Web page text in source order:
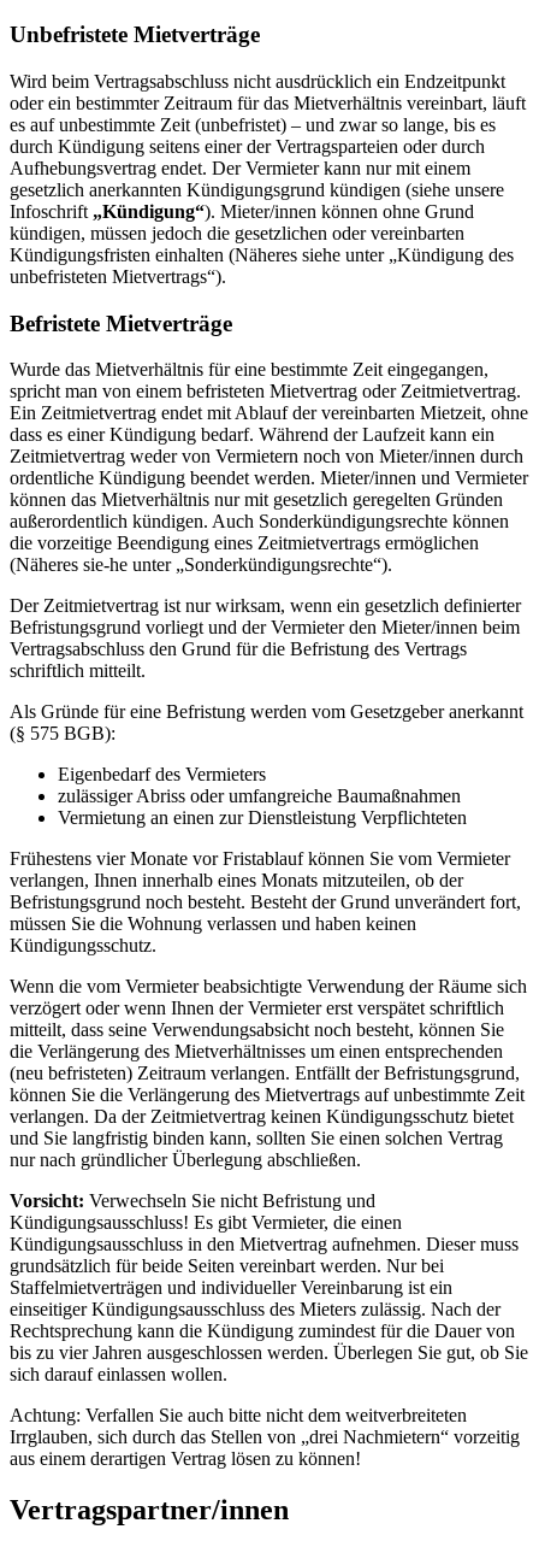
Unbefristete Mietverträge
Wird beim Vertragsabschluss nicht ausdrücklich ein Endzeitpunkt
oder ein bestimmter Zeitraum für das Mietverhältnis vereinbart, läuft
es auf unbestimmte Zeit (unbefristet) – und zwar so lange, bis es
durch Kündigung seitens einer der Vertragsparteien oder durch
Aufhebungsvertrag endet. Der Vermieter kann nur mit einem
gesetzlich anerkannten Kündigungsgrund kündigen (siehe unsere
Infoschrift „Kündigung“). Mieter/innen können ohne Grund
kündigen, müssen jedoch die gesetzlichen oder vereinbarten
Kündigungsfristen einhalten (Näheres siehe unter „Kündigung des
unbefristeten Mietvertrags“).
Befristete Mietverträge
Wurde das Mietverhältnis für eine bestimmte Zeit eingegangen,
spricht man von einem befristeten Mietvertrag oder Zeitmietvertrag.
Ein Zeitmietvertrag endet mit Ablauf der vereinbarten Mietzeit, ohne
dass es einer Kündigung bedarf. Während der Laufzeit kann ein
Zeitmietvertrag weder von Vermietern noch von Mieter/innen durch
ordentliche Kündigung beendet werden. Mieter/innen und Vermieter
können das Mietverhältnis nur mit gesetzlich geregelten Gründen
außerordentlich kündigen. Auch Sonderkündigungsrechte können
die vorzeitige Beendigung eines Zeitmietvertrags ermöglichen
(Näheres sie-he unter „Sonderkündigungsrechte“).
Der Zeitmietvertrag ist nur wirksam, wenn ein gesetzlich definierter
Befristungsgrund vorliegt und der Vermieter den Mieter/innen beim
Vertragsabschluss den Grund für die Befristung des Vertrags
schriftlich mitteilt.
Als Gründe für eine Befristung werden vom Gesetzgeber anerkannt
(§ 575 BGB):
Eigenbedarf des Vermieters
zulässiger Abriss oder umfangreiche Baumaßnahmen
Vermietung an einen zur Dienstleistung Verpflichteten
Frühestens vier Monate vor Fristablauf können Sie vom Vermieter
verlangen, Ihnen innerhalb eines Monats mitzuteilen, ob der
Befristungsgrund noch besteht. Besteht der Grund unverändert fort,
müssen Sie die Wohnung verlassen und haben keinen
Kündigungsschutz.
Wenn die vom Vermieter beabsichtigte Verwendung der Räume sich
verzögert oder wenn Ihnen der Vermieter erst verspätet schriftlich
mitteilt, dass seine Verwendungsabsicht noch besteht, können Sie
die Verlängerung des Mietverhältnisses um einen entsprechenden
(neu befristeten) Zeitraum verlangen. Entfällt der Befristungsgrund,
können Sie die Verlängerung des Mietvertrags auf unbestimmte Zeit
verlangen. Da der Zeitmietvertrag keinen Kündigungsschutz bietet
und Sie langfristig binden kann, sollten Sie einen solchen Vertrag
nur nach gründlicher Überlegung abschließen.
Vorsicht: Verwechseln Sie nicht Befristung und
Kündigungsausschluss! Es gibt Vermieter, die einen
Kündigungsausschluss in den Mietvertrag aufnehmen. Dieser muss
grundsätzlich für beide Seiten vereinbart werden. Nur bei
Staffelmietverträgen und individueller Vereinbarung ist ein
einseitiger Kündigungsausschluss des Mieters zulässig. Nach der
Rechtsprechung kann die Kündigung zumindest für die Dauer von
bis zu vier Jahren ausgeschlossen werden. Überlegen Sie gut, ob Sie
sich darauf einlassen wollen.
Achtung: Verfallen Sie auch bitte nicht dem weitverbreiteten
Irrglauben, sich durch das Stellen von „drei Nachmietern“ vorzeitig
aus einem derartigen Vertrag lösen zu können!
Vertragspartner/innen